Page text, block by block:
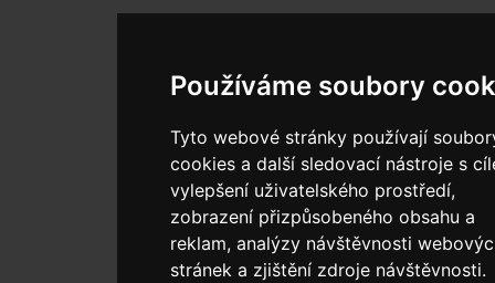
Používáme soubory
Tyto webové stránky používají
cookies a další sledovací nástroje s
vylepšení uživatelského prostředí,
zobrazení přizpůsobeného obsahu a
reklam, analýzy návštěvnosti
stránek a zjištění zdroje návštěvnosti.